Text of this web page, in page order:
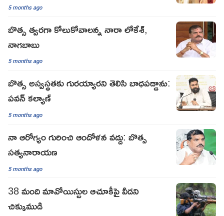
5 months ago
బొత్స త్వరగా కోలుకోవాలన్న నారా లోకేశ్,
నాగబాబు
5 months ago
బొత్స అస్వస్థతకు గురయ్యారని తెలిసి బాధపడ్డాను:
పవన్ కల్యాణ్
5 months ago
నా ఆరోగ్యం గురించి ఆందోళన వద్దు: బొత్స
సత్యనారాయణ
5 months ago
38 మంది మావోయిస్టుల ఆచూకీపై వీడని
చిక్కుముడి